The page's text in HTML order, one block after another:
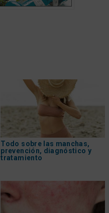
Todo sobre las manchas,
prevención, diagnóstico y
tratamiento